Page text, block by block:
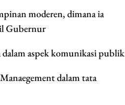
moderen, dimana ia
Gubernur
aspek komunikasi publik
dalam tata